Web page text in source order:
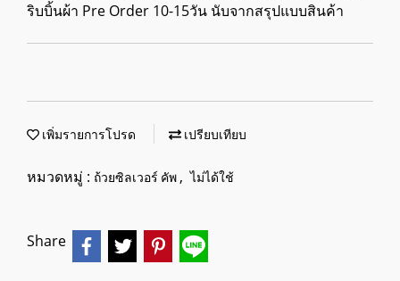
ริบบิ้นผ้า Pre Order 10-15วัน นับจากสรุปแบบสินค้า
เพิ่มรายการโปรด เปรียบเทียบ
หมวดหมู่ : ถ้วยซิลเวอร์ คัพ , ไม่ได้ใช้
Share